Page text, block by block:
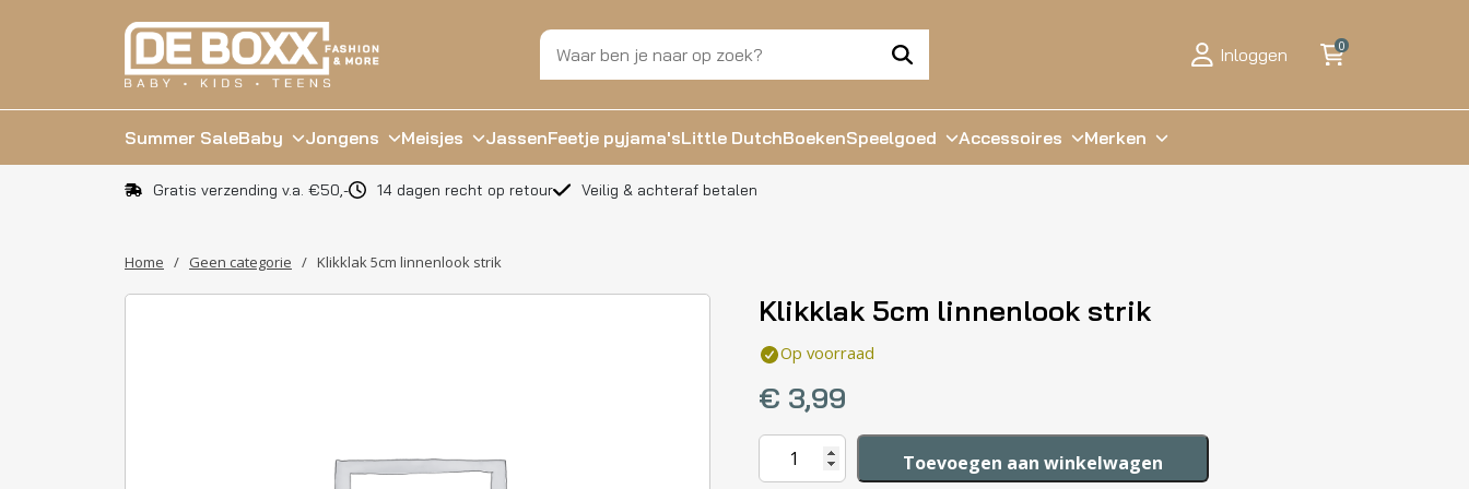
Inloggen 0
Summer SaleBaby Jongens Meisjes JassenFeetje pyjama'sLittle DutchBoekenSpeelgoed Accessoires Merken
Gratis verzending v.a. €50,- 14 dagen recht op retour Veilig & achteraf betalen
Home / Geen categorie / Klikklak 5cm linnenlook strik
Klikklak 5cm linnenlook strik
Op voorraad
€ 3,99
Klikklak
5cm
Toevoegen aan winkelwagen